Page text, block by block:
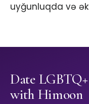
uyğunluqda və
Date
with Himoon